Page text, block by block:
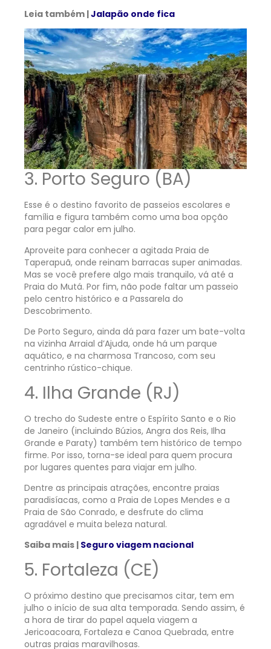
Leia também |Jalapão onde fica
3. Porto Seguro (BA)
Esse é o destino favorito de passeios escolares e
família e figura também como uma boa opção
para pegar calor em julho.
Aproveite para conhecer a agitada Praia de
Taperapuã, onde reinam barracas super animadas.
Mas se você prefere algo mais tranquilo, vá até a
Praia do Mutá. Por fim, não pode faltar um passeio
pelo centro histórico e a Passarela do
Descobrimento.
De Porto Seguro, ainda dá para fazer um bate-volta
na vizinha Arraial d’Ajuda, onde há um parque
aquático, e na charmosa Trancoso, com seu
centrinho rústico-chique.
4. Ilha Grande (RJ)
O trecho do Sudeste entre o Espírito Santo e o Rio
de Janeiro (incluindo Búzios, Angra dos Reis, Ilha
Grande e Paraty) também tem histórico de tempo
firme. Por isso, torna-se ideal para quem procura
por lugares quentes para viajar em julho.
Dentre as principais atrações, encontre praias
paradisíacas, como a Praia de Lopes Mendes e a
Praia de São Conrado, e desfrute do clima
agradável e muita beleza natural.
Saiba mais | Seguro viagem nacional
5. Fortaleza (CE)
O próximo destino que precisamos citar, tem em
julho o início de sua alta temporada. Sendo assim, é
a hora de tirar do papel aquela viagem a
Jericoacoara, Fortaleza e Canoa Quebrada, entre
outras praias maravilhosas.